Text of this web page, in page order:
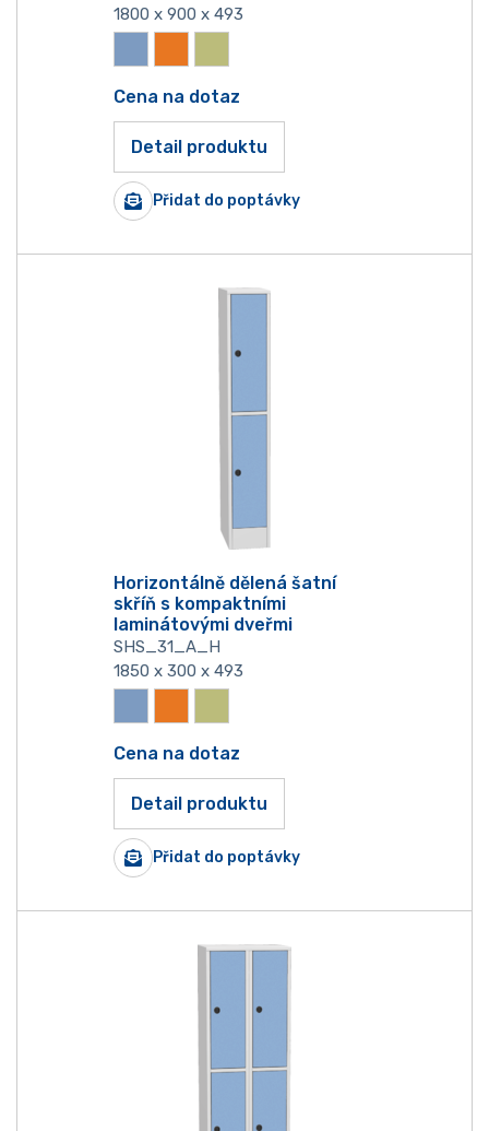
1800 x 900 x 493
Cena na dotaz
Detail produktu
Přidat do poptávky
Horizontálně dělená šatní
skříň s kompaktními
laminátovými dveřmi
SHS_31_A_H
1850 x 300 x 493
Cena na dotaz
Detail produktu
Přidat do poptávky